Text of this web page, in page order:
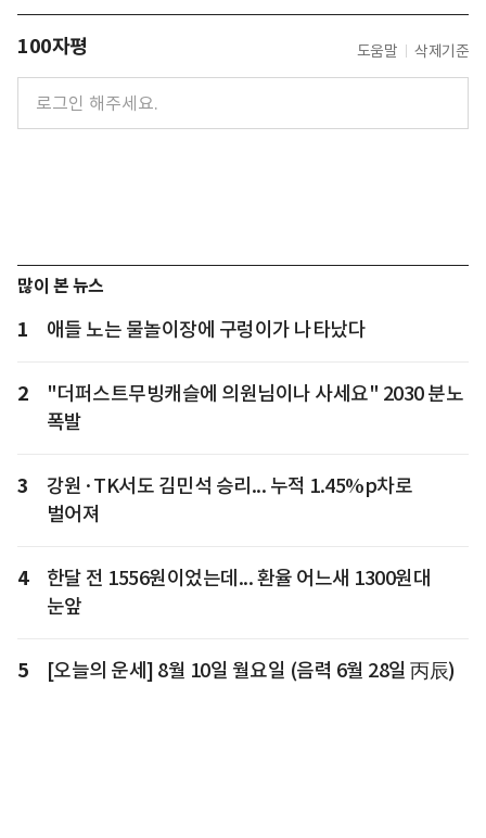
100자평 도움말 삭제기준
많이 본 뉴스
1 애들 노는 물놀이장에 구렁이가 나타났다
2
"더퍼스트무빙캐슬에 의원님이나 사세요" 2030 분노
폭발
3
강원·TK서도 김민석 승리... 누적 1.45%p차로
벌어져
4
한달 전 1556원이었는데... 환율 어느새 1300원대
눈앞
5 [오늘의 운세] 8월 10일 월요일 (음력 6월 28일 丙辰)